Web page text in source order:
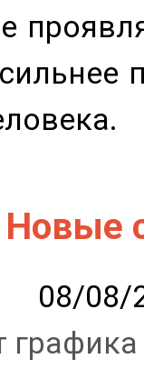
Новые
08/08/